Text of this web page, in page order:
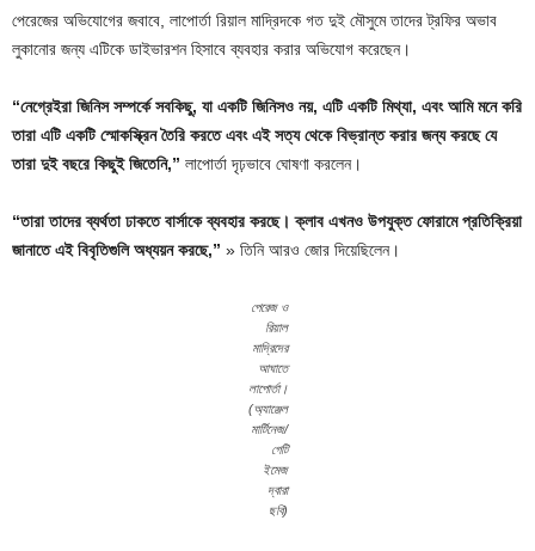
পেরেজের অভিযোগের জবাবে, লাপোর্তা রিয়াল মাদ্রিদকে গত দুই মৌসুমে তাদের ট্রফির অভাব
লুকানোর জন্য এটিকে ডাইভারশন হিসাবে ব্যবহার করার অভিযোগ করেছেন।
“নেগ্রেইরা জিনিস সম্পর্কে সবকিছু, যা একটি জিনিসও নয়, এটি একটি মিথ্যা, এবং আমি মনে করি
তারা এটি একটি স্মোকস্ক্রিন তৈরি করতে এবং এই সত্য থেকে বিভ্রান্ত করার জন্য করছে যে
তারা দুই বছরে কিছুই জিতেনি,” লাপোর্তা দৃঢ়ভাবে ঘোষণা করলেন।
“তারা তাদের ব্যর্থতা ঢাকতে বার্সাকে ব্যবহার করছে। ক্লাব এখনও উপযুক্ত ফোরামে প্রতিক্রিয়া
জানাতে এই বিবৃতিগুলি অধ্যয়ন করছে,” » তিনি আরও জোর দিয়েছিলেন।
পেরেজ ও
রিয়াল
মাদ্রিদের
আঘাতে
লাপোর্তা।
(অ্যাঞ্জেল
মার্টিনেজ/
গেটি
ইমেজ
দ্বারা
ছবি)